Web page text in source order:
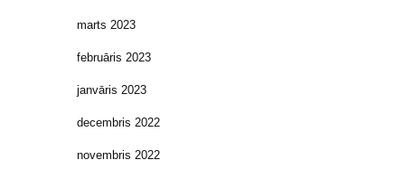
marts 2023
februāris 2023
janvāris 2023
decembris 2022
novembris 2022